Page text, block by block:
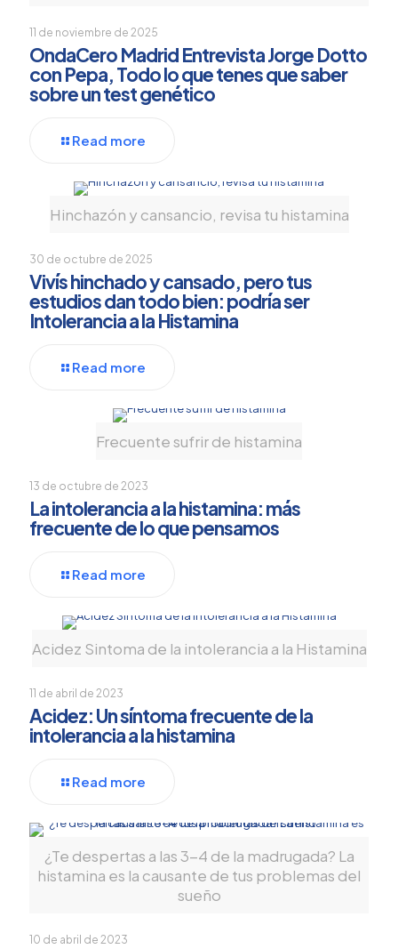
11 de noviembre de 2025
OndaCero Madrid Entrevista Jorge Dotto
con Pepa, Todo lo que tenes que saber
sobre un test genético
Read more
Hinchazón y cansancio, revisa tu histamina
30 de octubre de 2025
Vivís hinchado y cansado, pero tus
estudios dan todo bien: podría ser
Intolerancia a la Histamina
Read more
Frecuente sufrir de histamina
13 de octubre de 2023
La intolerancia a la histamina: más
frecuente de lo que pensamos
Read more
Acidez Sintoma de la intolerancia a la Histamina
11 de abril de 2023
Acidez: Un síntoma frecuente de la
intolerancia a la histamina
Read more
¿Te despertas a las 3-4 de la madrugada? La
histamina es la causante de tus problemas del
sueño
10 de abril de 2023